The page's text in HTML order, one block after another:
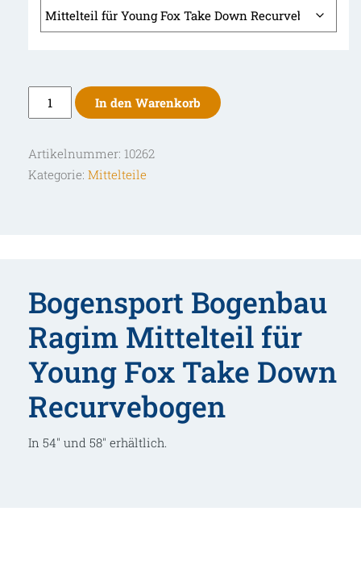
Ragim
Mittelteil
Young
Fox
In den Warenkorb
Artikelnummer: 10262
Kategorie: Mittelteile
Bogensport Bogenbau
Ragim Mittelteil für
Young Fox Take Down
Recurvebogen
In 54″ und 58″ erhältlich.